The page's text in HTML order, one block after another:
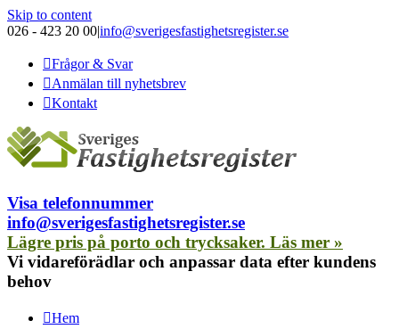
Skip to content
026 - 423 20 00|info@sverigesfastighetsregister.se
Frågor & Svar
Anmälan till nyhetsbrev
Kontakt
Visa telefonnummer
info@sverigesfastighetsregister.se
Lägre pris på porto och trycksaker. Läs mer »
Vi vidareförädlar och anpassar data efter kundens
behov
Hem